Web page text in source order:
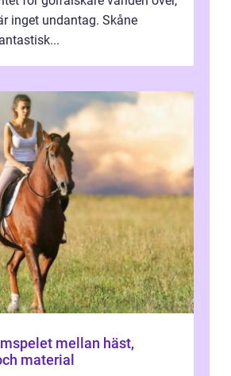
inget undantag. Skåne
material